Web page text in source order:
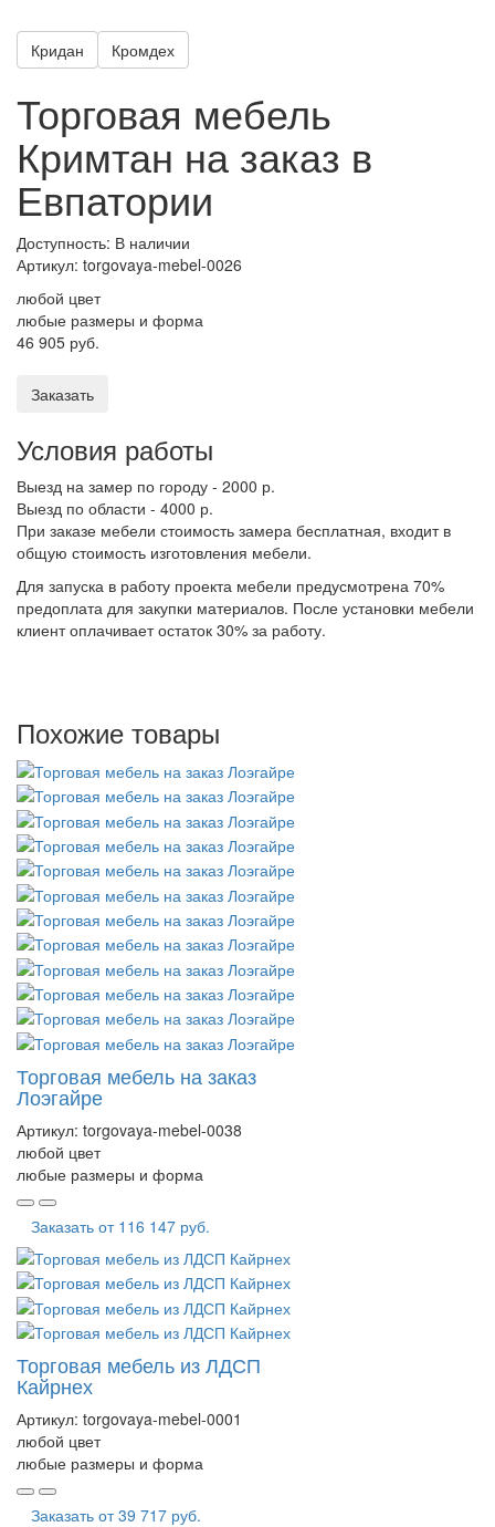
Кридан Кромдех
Торговая мебель
Кримтан на заказ в
Евпатории
Доступность: В наличии
Артикул: torgovaya-mebel-0026
любой цвет
любые размеры и форма
46 905 руб.
Заказать
Условия работы
Выезд на замер по городу - 2000 р.
Выезд по области - 4000 р.
При заказе мебели стоимость замера бесплатная, входит в
общую стоимость изготовления мебели.
Для запуска в работу проекта мебели предусмотрена 70%
предоплата для закупки материалов. После установки мебели
клиент оплачивает остаток 30% за работу.
Похожие товары
Торговая мебель на заказ
Лоэгайре
Артикул: torgovaya-mebel-0038
любой цвет
любые размеры и форма
Заказать от 116 147 руб.
Торговая мебель из ЛДСП
Кайрнех
Артикул: torgovaya-mebel-0001
любой цвет
любые размеры и форма
Заказать от39 717 руб.